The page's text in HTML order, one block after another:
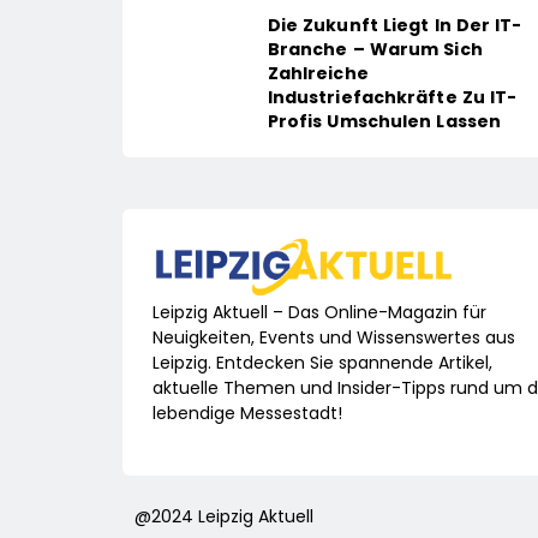
Die Zukunft Liegt In Der IT-
Branche – Warum Sich
Zahlreiche
Industriefachkräfte Zu IT-
Profis Umschulen Lassen
Leipzig Aktuell – Das Online-Magazin für
Neuigkeiten, Events und Wissenswertes aus
Leipzig. Entdecken Sie spannende Artikel,
aktuelle Themen und Insider-Tipps rund um
lebendige Messestadt!
@2024 Leipzig Aktuell